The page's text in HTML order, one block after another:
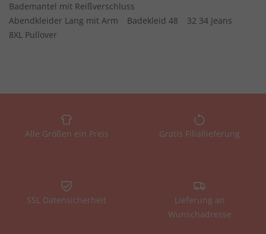
Bademantel mit Reißverschluss
Abendkleider Lang mit Arm
Badekleid 48
32 34 Jeans
8XL Pullover
Alle Größen ein Preis Gratis Filiallieferung
SSL Datensicherheit
Lieferung an
Wunschadresse